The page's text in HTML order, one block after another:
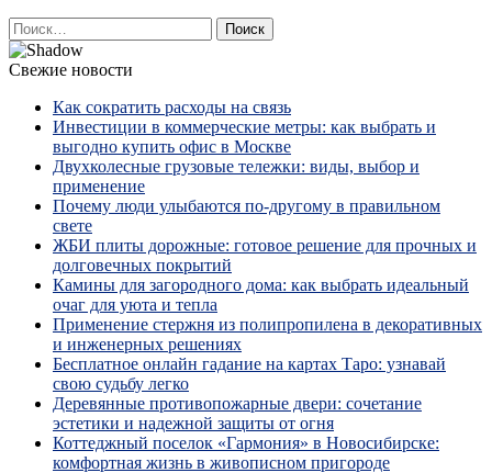
Найти:
Свежие новости
Как сократить расходы на связь
Инвестиции в коммерческие метры: как выбрать и
выгодно купить офис в Москве
Двухколесные грузовые тележки: виды, выбор и
применение
Почему люди улыбаются по‑другому в правильном
свете
ЖБИ плиты дорожные: готовое решение для прочных и
долговечных покрытий
Камины для загородного дома: как выбрать идеальный
очаг для уюта и тепла
Применение стержня из полипропилена в декоративных
и инженерных решениях
Бесплатное онлайн гадание на картах Таро: узнавай
свою судьбу легко
Деревянные противопожарные двери: сочетание
эстетики и надежной защиты от огня
Коттеджный поселок «Гармония» в Новосибирске:
комфортная жизнь в живописном пригороде